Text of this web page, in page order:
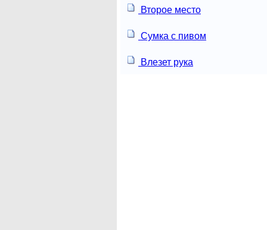
Второе место
Сумка с пивом
Влезет рука